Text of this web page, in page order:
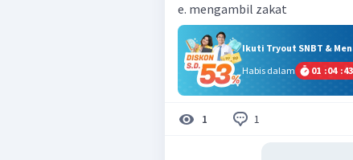
e. mengambil zakat
Ikuti Tryout SNBT &
Habis dalam
01 :04 :43
1 1